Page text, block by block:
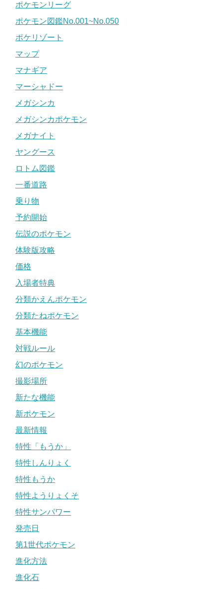
ポケモンリーグ
ポケモン図鑑No.001~No.050
ポケリゾート
マップ
マナギア
マーシャドー
メガシンカ
メガシンカポケモン
メガナイト
ヤングース
ロトム図鑑
一番道路
乗り物
予約開始
伝説のポケモン
体験版攻略
価格
入場者特典
分類かえんポケモン
分類たねポケモン
基本機能
対戦ルール
幻のポケモン
撮影場所
新たな機能
新ポケモン
最新情報
特性「もうか」
特性しんりょく
特性もうか
特性ようりょくそ
特性サンパワー
発売日
第1世代ポケモン
進化方法
進化石